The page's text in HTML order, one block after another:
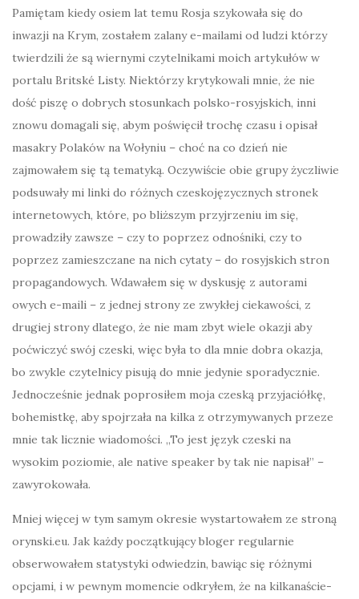
Pamiętam kiedy osiem lat temu Rosja szykowała się do
inwazji na Krym, zostałem zalany e-mailami od ludzi którzy
twierdzili że są wiernymi czytelnikami moich artykułów w
portalu Britské Listy. Niektórzy krytykowali mnie, że nie
dość piszę o dobrych stosunkach polsko-rosyjskich, inni
znowu domagali się, abym poświęcił trochę czasu i opisał
masakry Polaków na Wołyniu – choć na co dzień nie
zajmowałem się tą tematyką. Oczywiście obie grupy życzliwie
podsuwały mi linki do różnych czeskojęzycznych stronek
internetowych, które, po bliższym przyjrzeniu im się,
prowadziły zawsze – czy to poprzez odnośniki, czy to
poprzez zamieszczane na nich cytaty – do rosyjskich stron
propagandowych. Wdawałem się w dyskusję z autorami
owych e-maili – z jednej strony ze zwykłej ciekawości, z
drugiej strony dlatego, że nie mam zbyt wiele okazji aby
poćwiczyć swój czeski, więc była to dla mnie dobra okazja,
bo zwykle czytelnicy pisują do mnie jedynie sporadycznie.
Jednocześnie jednak poprosiłem moja czeską przyjaciółkę,
bohemistkę, aby spojrzała na kilka z otrzymywanych przeze
mnie tak licznie wiadomości. „To jest język czeski na
wysokim poziomie, ale native speaker by tak nie napisał” –
zawyrokowała.
Mniej więcej w tym samym okresie wystartowałem ze stroną
orynski.eu. Jak każdy początkujący bloger regularnie
obserwowałem statystyki odwiedzin, bawiąc się różnymi
opcjami, i w pewnym momencie odkryłem, że na kilkanaście-